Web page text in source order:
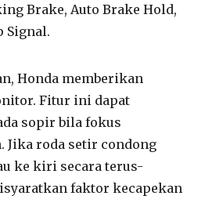
Brake, Auto Brake Hold,
Signal.
Honda memberikan
Fitur ini dapat
sopir bila fokus
Jika roda setir condong
ke kiri secara terus-
faktor kecapekan